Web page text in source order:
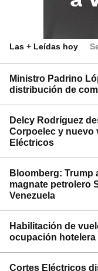
Las + Leídas hoy
Ministro Padrino
distribución de
Delcy Rodríguez
Corpoelec y nuevo
Eléctricos
Bloomberg: Trump
magnate petrolero
Venezuela
Habilitación de
ocupación hotelera
Cortes Eléctricos